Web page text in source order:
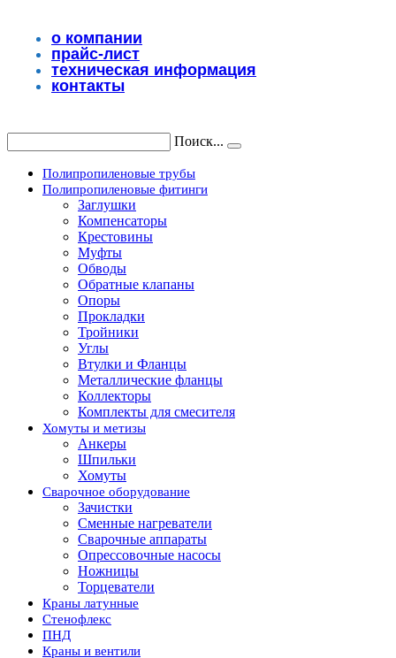
содержимомуо компании
прайс-лист
техническая информация
контакты
Поиск...
Полипропиленовые трубы
Полипропиленовые фитинги
Заглушки
Компенсаторы
Крестовины
Муфты
Обводы
Обратные клапаны
Опоры
Прокладки
Тройники
Углы
Втулки и Фланцы
Металлические фланцы
Коллекторы
Комплекты для смесителя
Хомуты и метизы
Анкеры
Шпильки
Хомуты
Сварочное оборудование
Зачистки
Сменные нагреватели
Сварочные аппараты
Опрессовочные насосы
Ножницы
Торцеватели
Краны латунные
Стенофлекс
ПНД
Краны и вентили